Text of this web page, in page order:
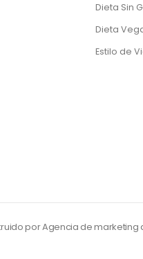
Dieta Sin
Dieta
Estilo de
por Agencia de marketing